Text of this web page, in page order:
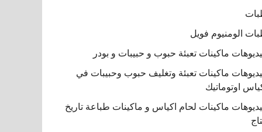
الومنيوم فويل
ماكينات تعبئة حبوب و حبيبات و بودر
ماكينات تعبئة وتغليف حبوب وحبيبات في
اوتوماتيك
ماكينات لحام اكياس و ماكينات طباعة تاريخ